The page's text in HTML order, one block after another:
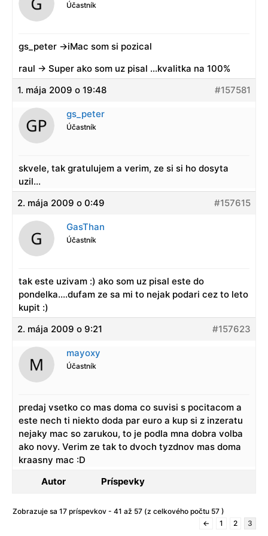
Účastník
gs_peter ->iMac som si pozical
raul -> Super ako som uz pisal …kvalitka na 100%
1. mája 2009 o 19:48
#157581
gs_peter
Účastník
skvele, tak gratulujem a verim, ze si si ho dosyta
uzil…
2. mája 2009 o 0:49
#157615
GasThan
Účastník
tak este uzivam :) ako som uz pisal este do
pondelka….dufam ze sa mi to nejak podari cez to leto
kupit :)
2. mája 2009 o 9:21
#157623
mayoxy
Účastník
predaj vsetko co mas doma co suvisi s pocitacom a
este nech ti niekto doda par euro a kup si z inzeratu
nejaky mac so zarukou, to je podla mna dobra volba
ako novy. Verim ze tak to dvoch tyzdnov mas doma
kraasny mac :D
Autor
Príspevky
Zobrazuje sa 17 príspevkov - 41 až 57 (z celkového počtu 57 )
←
1 2 3